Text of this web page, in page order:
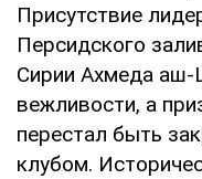
Присутствие
Персидского
Сирии Ахмеда аш-
вежливости, а
перестал быть
клубом.